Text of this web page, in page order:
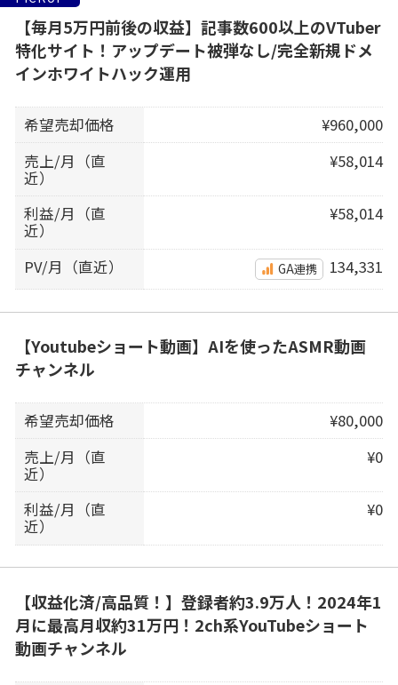
【毎月5万円前後の収益】記事数600以上のVTuber
特化サイト！アップデート被弾なし/完全新規ドメ
インホワイトハック運用
希望売却価格
¥960,000
売上/月（直
近）
¥58,014
利益/月（直
近）
¥58,014
PV/月（直近） GA連携 134,331
【Youtubeショート動画】AIを使ったASMR動画
チャンネル
希望売却価格
¥80,000
売上/月（直
近）
¥0
利益/月（直
近）
¥0
【収益化済/高品質！】登録者約3.9万人！2024年1
月に最高月収約31万円！2ch系YouTubeショート
動画チャンネル